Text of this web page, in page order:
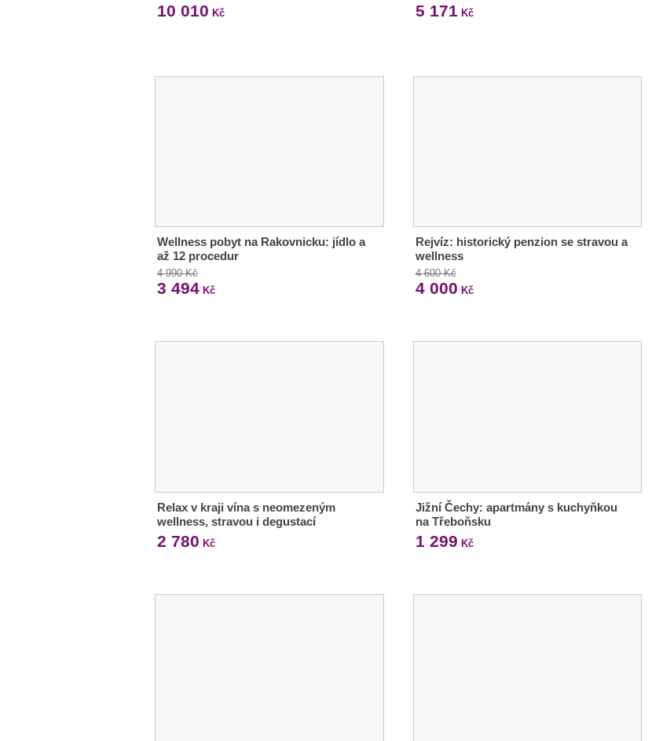
10 010 Kč 5 171 Kč
Wellness pobyt na Rakovnicku: jídlo a
až 12 procedur
4 990 Kč
3 494 Kč
Rejvíz: historický penzion se stravou a
wellness
4 600 Kč
4 000 Kč
Relax v kraji vína s neomezeným
wellness, stravou i degustací
2 780 Kč
Jižní Čechy: apartmány s kuchyňkou
na Třeboňsku
1 299 Kč